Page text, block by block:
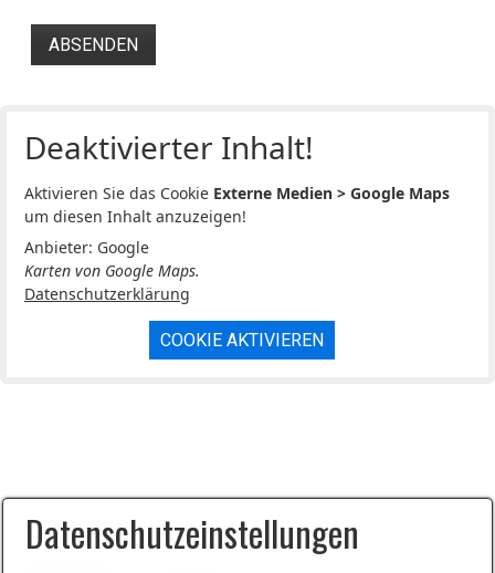
Deaktivierter Inhalt!
Aktivieren Sie das Cookie Externe Medien > Google Maps
um diesen Inhalt anzuzeigen!
Anbieter: Google
Karten von Google Maps.
Datenschutzerklärung
COOKIE AKTIVIEREN
Datenschutzeinstellungen